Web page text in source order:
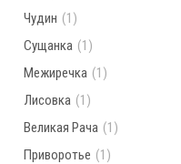
Чудин (1)
Сущанка (1)
Межиречка (1)
Лисовка (1)
Великая Рача (1)
Приворотье (1)